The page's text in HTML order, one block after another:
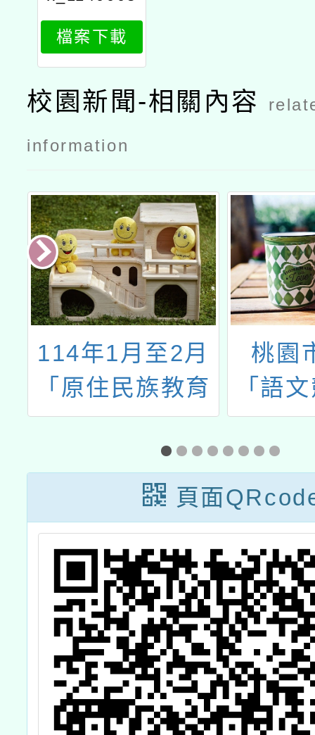
884_attach
1
檔案下載
校園新聞-相關內容
information
桃園市113年
「語文競賽客語
字音字形組選手
暑期培訓營」
「推
位學
案」
習
頁面